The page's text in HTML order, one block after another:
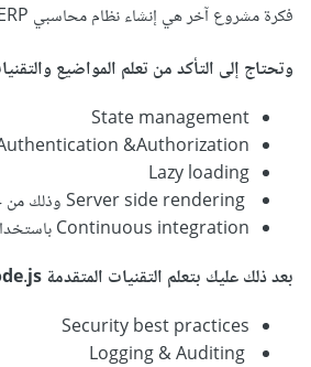
فكرة مشروع آخر هي إنشاء نظام محاسبي ERP.
وتحتاج إلى التأكد من تعلم المواضيع
State management
Authentication &Authorization في React
Lazy loading
Continuous integration باستخدام Jenkins
بعد ذلك عليك بتعلم التقنيات المتقدمة Node.js:
Security best practices